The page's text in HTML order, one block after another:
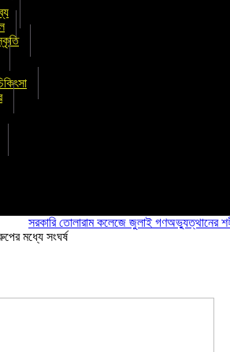
সরকারি তোলারাম কলেজে জুলাই গণঅভ্যুত্থানের
মধ্যে সংঘর্ষ